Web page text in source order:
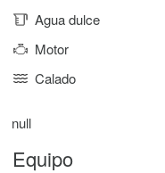
Agua dulce
Motor
Calado
null
Equipo